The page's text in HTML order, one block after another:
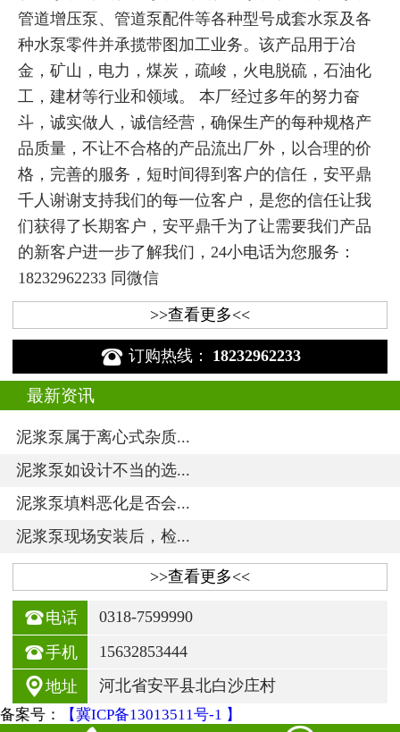
管道增压泵、管道泵配件等各种型号成套水泵及各
种水泵零件并承揽带图加工业务。该产品用于冶
金，矿山，电力，煤炭，疏峻，火电脱硫，石油化
工，建材等行业和领域。 本厂经过多年的努力奋
斗，诚实做人，诚信经营，确保生产的每种规格产
品质量，不让不合格的产品流出厂外，以合理的价
格，完善的服务，短时间得到客户的信任，安平鼎
千人谢谢支持我们的每一位客户，是您的信任让我
们获得了长期客户，安平鼎千为了让需要我们产品
的新客户进一步了解我们，24小电话为您服务：
18232962233 同微信
>>查看更多<<
 订购热线： 18232962233
最新资讯
泥浆泵属于离心式杂质...
泥浆泵如设计不当的选...
泥浆泵填料恶化是否会...
泥浆泵现场安装后，检...
>>查看更多<<
电话 0318-7599990
手机 15632853444
地址 河北省安平县北白沙庄村
备案号： 【冀ICP备13013511号-1 】